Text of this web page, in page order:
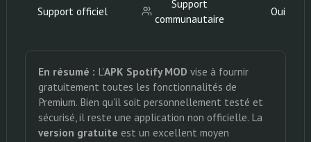
Support officiel
Support
communautaire
Oui
En résumé : L'APK Spotify MOD vise à fournir
gratuitement toutes les fonctionnalités de
Premium. Bien qu'il soit personnellement testé et
sécurisé, il reste une application non officielle. La
version gratuite est un excellent moyen